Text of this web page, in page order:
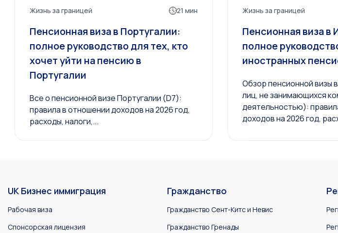
Жизнь за границей 21 мин
Пенсионная виза в Португалии:
полное руководство для тех, кто
хочет уйти на пенсию в
Португалии
Все о пенсионной визе Португалии (D7):
правила в отношении доходов на 2026 год,
расходы, налоги,...
Жизнь за границей
Пенсионная виза в
полное
иностранных
Обзор пенсионной визы
лиц, не занимающихся
деятельностью):
доходов на 2026 год,
UK Бизнес иммиграция
Рабочая виза
Спонсорская лицензия
Гражданство
Гражданство Сент-Китс и Невис
Гражданство Гренады